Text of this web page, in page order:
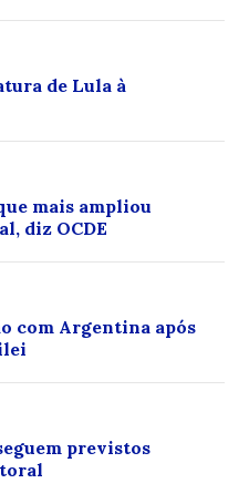
de Lula à
mais ampliou
diz OCDE
com Argentina após
previstos